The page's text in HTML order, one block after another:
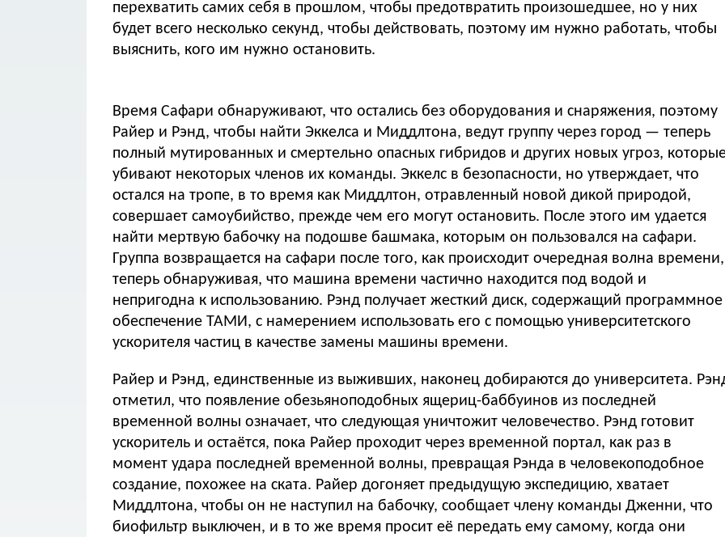
перехватить самих себя в прошлом, чтобы предотвратить произошедшее, но у них
будет всего несколько секунд, чтобы действовать, поэтому им нужно работать, чтобы
выяснить, кого им нужно остановить.
Время Сафари обнаруживают, что остались без оборудования и снаряжения, поэтому
Райер и Рэнд, чтобы найти Эккелса и Миддлтона, ведут группу через город — теперь
полный мутированных и смертельно опасных гибридов и других новых угроз,
убивают некоторых членов их команды. Эккелс в безопасности, но утверждает, что
остался на тропе, в то время как Миддлтон, отравленный новой дикой природой,
совершает самоубийство, прежде чем его могут остановить. После этого им удается
найти мертвую бабочку на подошве башмака, которым он пользовался на сафари.
Группа возвращается на сафари после того, как происходит очередная волна времени,
теперь обнаруживая, что машина времени частично находится под водой и
непригодна к использованию. Рэнд получает жесткий диск, содержащий программное
обеспечение ТАМИ, с намерением использовать его с помощью университетского
ускорителя частиц в качестве замены машины времени.
Райер и Рэнд, единственные из выживших, наконец добираются до университета.
отметил, что появление обезьяноподобных ящериц-баббуинов из последней
временной волны означает, что следующая уничтожит человечество. Рэнд готовит
ускоритель и остаётся, пока Райер проходит через временной портал, как раз в
момент удара последней временной волны, превращая Рэнда в человекоподобное
создание, похожее на ската. Райер догоняет предыдущую экспедицию, хватает
Миддлтона, чтобы он не наступил на бабочку, сообщает члену команды Дженни, что
биофильтр выключен, и в то же время просит её передать ему самому, когда они